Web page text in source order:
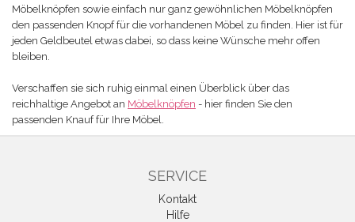
Möbelknöpfen sowie einfach nur ganz gewöhnlichen Möbelknöpfen
den passenden Knopf für die vorhandenen Möbel zu finden. Hier ist für
jeden Geldbeutel etwas dabei, so dass keine Wünsche mehr offen
bleiben.
Verschaffen sie sich ruhig einmal einen Überblick über das
reichhaltige Angebot an Möbelknöpfen - hier finden Sie den
passenden Knauf für Ihre Möbel.
SERVICE
Kontakt
Hilfe